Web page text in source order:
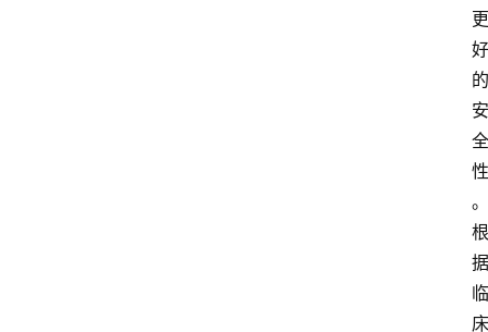
更
好
的
安
全
性
。
根
据
临
床